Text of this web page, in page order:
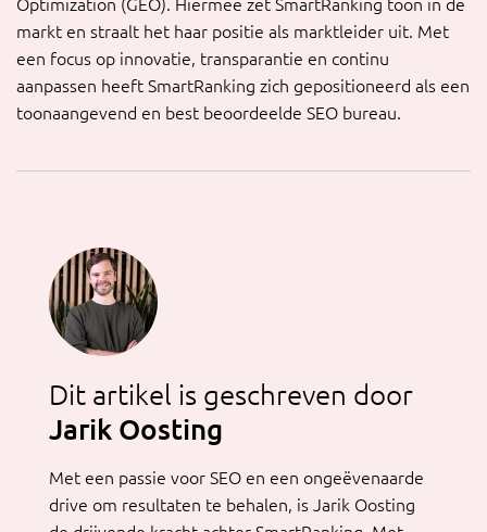
Optimization (GEO). Hiermee zet SmartRanking toon in de
markt en straalt het haar positie als marktleider uit. Met
een focus op innovatie, transparantie en continu
aanpassen heeft SmartRanking zich gepositioneerd als een
toonaangevend en best beoordeelde SEO bureau.
Dit artikel is geschreven door
Jarik Oosting
Met een passie voor SEO en een ongeëvenaarde
drive om resultaten te behalen, is Jarik Oosting